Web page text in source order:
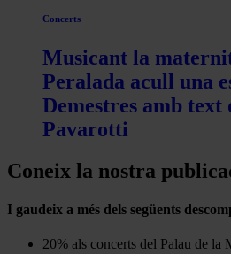
Concerts
Musicant la
Peralada acull una
Demestres amb text
Pavarotti
Coneix la nostra
I gaudeix a més dels següents
20% als concerts del Palau de la